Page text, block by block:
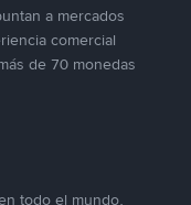
a mercados
comercial
de 70 monedas
todo el mundo,